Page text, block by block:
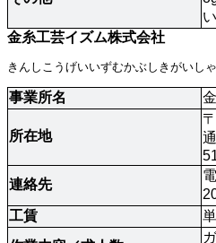
い
金糸工芸イズム株式会社
きんしこうげいいずむかぶしきがいしゃ
事業所名
所在地
連絡先
工賃